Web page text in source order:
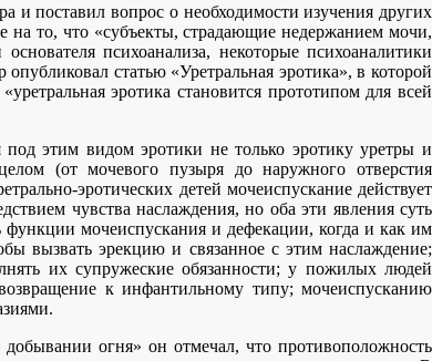
и поставил вопрос о необходимости изучения других
то, что «субъекты, страдающие недержанием мочи,
психоанализа, некоторые психоаналитики
статью «Уретральная эротика», в которой
эротика становится прототипом для всей
этим видом эротики не только эротику уретры и
(от мочевого пузыря до наружного отверстия
эротических детей мочеиспускание действует
чувства наслаждения, но оба эти явления суть
мочеиспускания и дефекации, когда и как им
вызвать эрекцию и связанное с этим наслаждение;
их супружеские обязанности; у пожилых людей
к инфантильному типу; мочеиспусканию
огня» он отмечал, что противоположность